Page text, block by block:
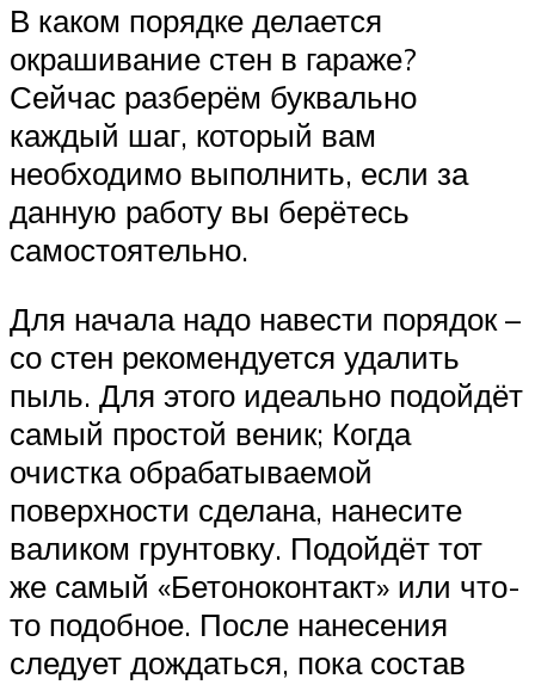
В каком порядке делается
окрашивание стен в гараже?
Сейчас разберём буквально
каждый шаг, который вам
необходимо выполнить, если за
данную работу вы берётесь
самостоятельно.
Для начала надо навести порядок –
со стен рекомендуется удалить
пыль. Для этого идеально подойдёт
самый простой веник; Когда
очистка обрабатываемой
поверхности сделана, нанесите
валиком грунтовку. Подойдёт тот
же самый «Бетоноконтакт» или что-
то подобное. После нанесения
следует дождаться, пока состав